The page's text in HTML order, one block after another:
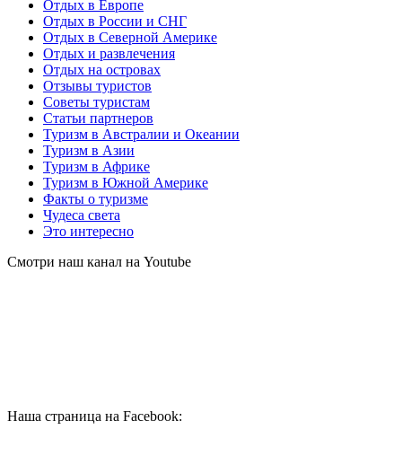
Отдых в Европе
Отдых в России и СНГ
Отдых в Северной Америке
Отдых и развлечения
Отдых на островах
Отзывы туристов
Советы туристам
Статьи партнеров
Туризм в Австралии и Океании
Туризм в Азии
Туризм в Африке
Туризм в Южной Америке
Факты о туризме
Чудеса света
Это интересно
Смотри наш канал на Youtube
Наша страница на Facebook: